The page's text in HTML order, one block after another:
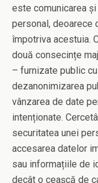
este comunicarea
personal,
împotriva acestuia.
două consecințe
– furnizate public
dezanonimizarea
vânzarea de date
intenționate.
securitatea unei
accesarea datelor
sau informațiile de
decât o ceașcă de